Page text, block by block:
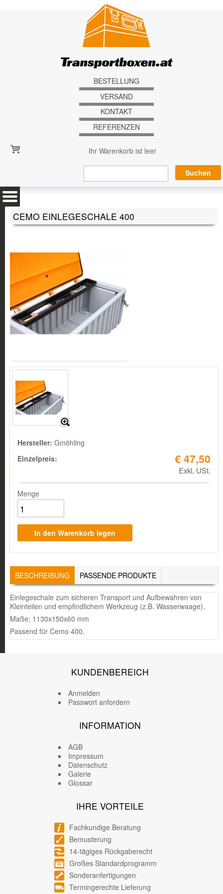
BESTELLUNG
VERSAND
KONTAKT
REFERENZEN
Ihr Warenkorb ist leer
CEMO EINLEGESCHALE 400
Hersteller: Gmöhling
Einzelpreis:
€ 47,50
Exkl. USt.
Menge
TABS
BESCHREIBUNG (AKTIVER
REITER)
PASSENDE PRODUKTE
Einlegeschale zum sicheren Transport und Aufbewahren von
Kleinteilen und empfindlichem Werkzeug (z.B. Wasserwaage).
Maße: 1130x150x60 mm
Passend für Cemo 400.
KUNDENBEREICH
Anmelden
Passwort anfordern
INFORMATION
AGB
Impressum
Datenschutz
Galerie
Glossar
IHRE VORTEILE
Fachkundige Beratung
Bemusterung
14-tägiges Rückgaberecht
Großes Standardprogramm
Sonderanfertigungen
Termingerechte Lieferung